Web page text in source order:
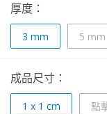
厚度：
3 mm 5 mm
成品尺寸：
1 x 1 cm 點